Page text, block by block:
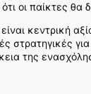
οι παίκτες
κεντρική
στρατηγικές
της